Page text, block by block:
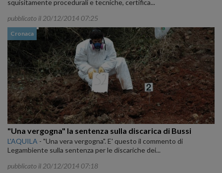
squisitamente procedurali e tecniche, certifica...
pubblicato il 20/12/2014 07:25
Cronaca
"Una vergogna" la sentenza sulla discarica di Bussi
L'AQUILA - "Una vera vergogna". E' questo il commento di
Legambiente sulla sentenza per le discariche dei...
pubblicato il 20/12/2014 07:18